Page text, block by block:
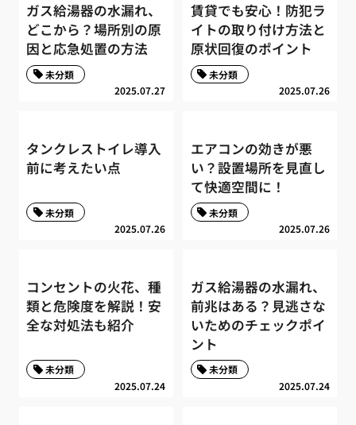
ガス給湯器の水漏れ、
どこから？場所別の原
因と応急処置の方法
2025.07.27
未分類
賃貸でも安心！防犯ラ
イトの取り付け方法と
原状回復のポイント
2025.07.26
未分類
タンクレストイレ導入
前に考えたい点
2025.07.26
未分類
エアコンの効きが悪
い？設置場所を見直し
て快適空間に！
2025.07.26
未分類
コンセントの火花、種
類と危険度を解説！安
全な対処法も紹介
2025.07.24
未分類
ガス給湯器の水漏れ、
前兆はある？見逃さな
いためのチェックポイ
ント
2025.07.24
未分類